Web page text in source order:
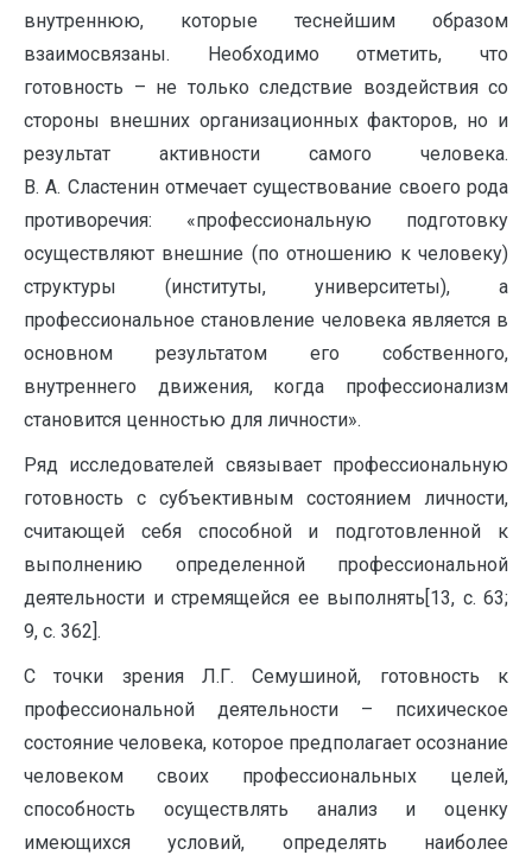
внутреннюю, которые теснейшим образом
взаимосвязаны. Необходимо отметить, что
готовность – не только следствие воздействия со
стороны внешних организационных факторов, но и
результат активности самого человека.
В. А. Сластенин отмечает существование своего рода
противоречия: «профессиональную подготовку
осуществляют внешние (по отношению к человеку)
структуры (институты, университеты), а
профессиональное становление человека является в
основном результатом его собственного,
внутреннего движения, когда профессионализм
становится ценностью для личности».
Ряд исследователей связывает профессиональную
готовность с субъективным состоянием личности,
считающей себя способной и подготовленной к
выполнению определенной профессиональной
деятельности и стремящейся ее выполнять[13, с. 63;
9, с. 362].
С точки зрения Л.Г. Семушиной, готовность к
профессиональной деятельности – психическое
состояние человека, которое предполагает осознание
человеком своих профессиональных целей,
способность осуществлять анализ и оценку
имеющихся условий, определять наиболее